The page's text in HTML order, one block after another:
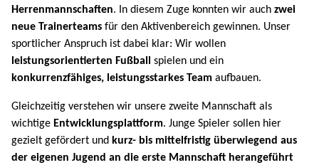
Herrenmannschaften. In diesem Zuge konnten wir auch zwei
neue Trainerteams für den Aktivenbereich gewinnen. Unser
sportlicher Anspruch ist dabei klar: Wir wollen
leistungsorientierten Fußball spielen und ein
konkurrenzfähiges, leistungsstarkes Team aufbauen.
Gleichzeitig verstehen wir unsere zweite Mannschaft als
wichtige Entwicklungsplattform. Junge Spieler sollen hier
gezielt gefördert und kurz- bis mittelfristig überwiegend aus
der eigenen Jugend an die erste Mannschaft herangeführt